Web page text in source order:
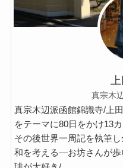
イタリア・バチカン編
キューバ編
リンク集
真宗木
真宗木辺派函館錦識寺/上
をテーマに80日をかけ13カ
その後世界一周記を執筆
和を考える―お坊さんが歩